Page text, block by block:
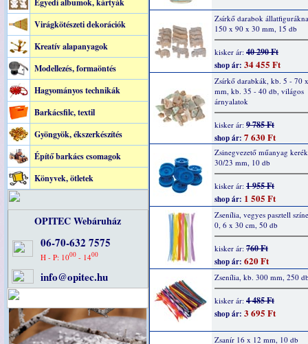
Egyedi albumok, kártyák
Virágkötészeti dekorációk
Kreatív alapanyagok
Modellezés, formaöntés
Hagyományos technikák
Barkácsfilc, textil
Gyöngyök, ékszerkészítés
Építő barkács csomagok
Könyvek, ötletek
OPITEC Webáruház
06-70-632 7575
H - P: 1000- 1400
info@opitec.hu
Zsírkő darabok
150 x 90 x 30 mm, 15 db
kisker ár: 40 290 Ft
shop ár: 34 455 Ft
Zsírkő darabkák, kb. 5 - 70
mm, kb. 35 - 40 db, világos
árnyalatok
kisker ár: 9 785 Ft
shop ár: 7 630 Ft
Zsinegvezető műanyag
30/23 mm, 10 db
kisker ár: 1 955 Ft
shop ár: 1 505 Ft
Zsenília, vegyes pasztell
0, 6 x 30 cm, 50 db
kisker ár: 760 Ft
shop ár: 620 Ft
Zsenília, kb. 300 mm, 250
kisker ár: 4 485 Ft
shop ár: 3 695 Ft
Zsanír 16 x 12 mm, 10 db